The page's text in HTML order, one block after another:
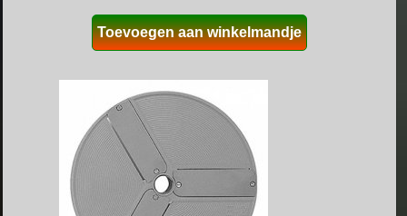
Toevoegen aan winkelmandje